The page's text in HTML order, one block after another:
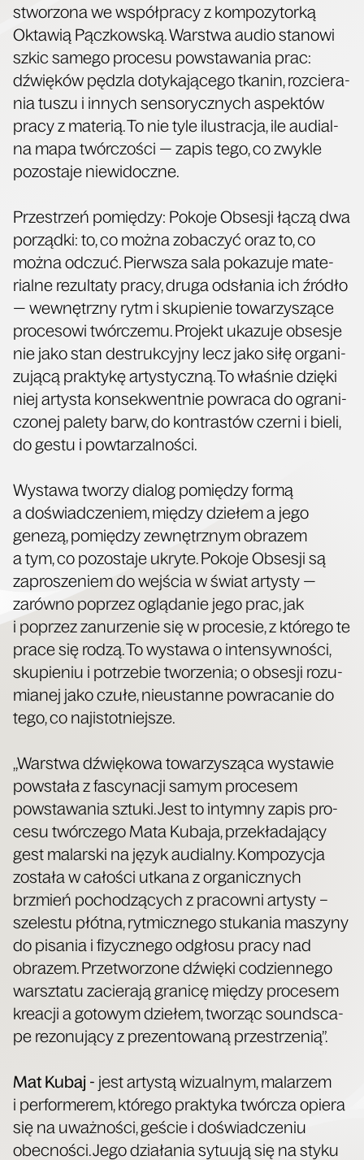
stwo­rzo­na we współ­pra­cy z kom­po­zy­tor­ką
Okta­wią Pącz­kow­ską. War­stwa audio sta­no­wi
szkic same­go pro­ce­su powsta­wa­nia prac:
dźwię­ków pędz­la doty­ka­ją­ce­go tka­nin, roz­cie­ra­
nia tuszu i innych sen­so­rycz­nych aspek­tów
pra­cy z mate­rią. To nie tyle ilu­stra­cja, ile audial­
na mapa twór­czo­ści — zapis tego, co zwy­kle
pozo­sta­je niewidoczne.
Prze­strzeń pomię­dzy: Poko­je Obse­sji łączą dwa
porząd­ki: to, co moż­na zoba­czyć oraz to, co
moż­na odczuć. Pierw­sza sala poka­zu­je mate­
rial­ne rezul­ta­ty pra­cy, dru­ga odsła­nia ich źró­dło
— wewnętrz­ny rytm i sku­pie­nie towa­rzy­szą­ce
pro­ce­so­wi twór­cze­mu. Pro­jekt uka­zu­je obse­sje
nie jako stan destruk­cyj­ny lecz jako siłę orga­ni­
zu­ją­cą prak­ty­kę arty­stycz­ną. To wła­śnie dzię­ki
niej arty­sta kon­se­kwent­nie powra­ca do ogra­ni­
czo­nej pale­ty barw, do kon­tra­stów czer­ni i bie­li,
do gestu i powtarzalności.
Wysta­wa two­rzy dia­log pomię­dzy for­mą
a doświad­cze­niem, mię­dzy dzie­łem a jego
gene­zą, pomię­dzy zewnętrz­nym obra­zem
a tym, co pozo­sta­je ukry­te. Poko­je Obse­sji są
zapro­sze­niem do wej­ścia w świat arty­sty —
zarów­no poprzez oglą­da­nie jego prac, jak
i poprzez zanu­rze­nie się w pro­ce­sie, z któ­re­go te
pra­ce się rodzą. To wysta­wa o inten­syw­no­ści,
sku­pie­niu i potrze­bie two­rze­nia; o obse­sji rozu­
mia­nej jako czu­łe, nie­ustan­ne powra­ca­nie do
tego, co najistotniejsze.
„War­stwa dźwię­ko­wa towa­rzy­szą­ca wysta­wie
powsta­ła z fascy­na­cji samym pro­ce­sem
powsta­wa­nia sztu­ki. Jest to intym­ny zapis pro­
ce­su twór­cze­go Mata Kuba­ja, prze­kła­da­ją­cy
gest malar­ski na język audial­ny. Kom­po­zy­cja
zosta­ła w cało­ści utka­na z orga­nicz­nych
brzmień pocho­dzą­cych z pra­cow­ni arty­sty –
sze­le­stu płót­na, ryt­micz­ne­go stu­ka­nia maszy­ny
do pisa­nia i fizycz­ne­go odgło­su pra­cy nad
obra­zem. Prze­two­rzo­ne dźwię­ki codzien­ne­go
warsz­ta­tu zacie­ra­ją gra­ni­cę mię­dzy pro­ce­sem
kre­acji a goto­wym dzie­łem, two­rząc sound­sca­
pe rezo­nu­ją­cy z pre­zen­to­wa­ną przestrzenią”.
Mat Kubaj - jest arty­stą wizu­al­nym, mala­rzem
i per­for­me­rem, któ­re­go prak­ty­ka twór­cza opie­ra
się na uważ­no­ści, geście i doświad­cze­niu
obec­no­ści. Jego dzia­ła­nia sytu­ują się na sty­ku